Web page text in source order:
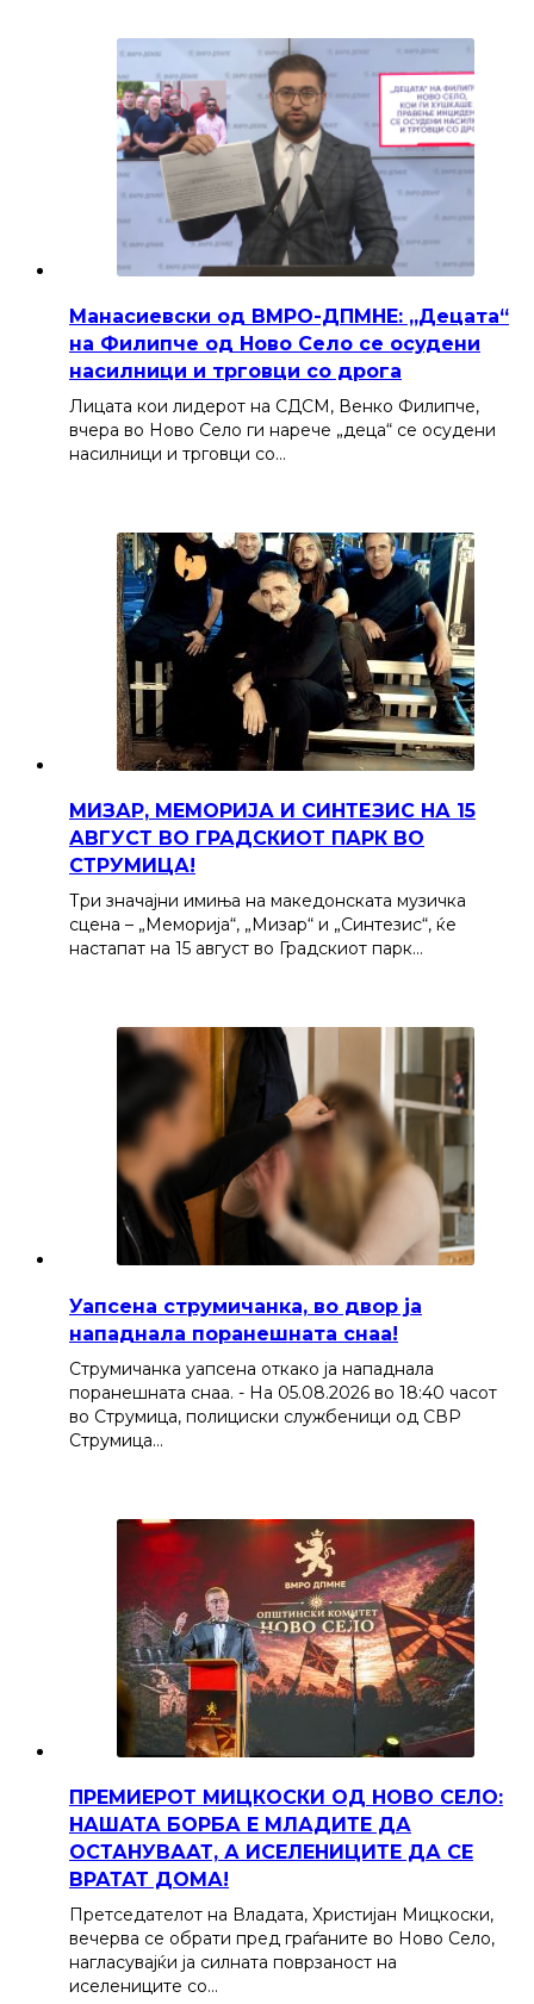
Манасиевски од ВМРО-ДПМНЕ: „Децата“
на Филипче од Ново Село се осудени
насилници и трговци со дрога
Лицата кои лидерот на СДСМ, Венко Филипче,
вчера во Ново Село ги нарече „деца“ се осудени
насилници и трговци со…
МИЗАР, МЕМОРИЈА И СИНТЕЗИС НА 15
АВГУСТ ВО ГРАДСКИОТ ПАРК ВО
СТРУМИЦА!
Три значајни имиња на македонската музичка
сцена – „Меморија“, „Мизар“ и „Синтезис“, ќе
настапат на 15 август во Градскиот парк…
Уапсена струмичанка, во двор ја
нападнала поранешната снаа!
Струмичанка уапсена откако ја нападнала
поранешната снаа. - На 05.08.2026 во 18:40 часот
во Струмица, полициски службеници од СВР
Струмица…
ПРЕМИЕРОТ МИЦКОСКИ ОД НОВО СЕЛО:
НАШАТА БОРБА Е МЛАДИТЕ ДА
ОСТАНУВААТ, А ИСЕЛЕНИЦИТЕ ДА СЕ
ВРАТАТ ДОМА!
Претседателот на Владата, Христијан Мицкоски,
вечерва се обрати пред граѓаните во Ново Село,
нагласувајќи ја силната поврзаност на
иселениците со…